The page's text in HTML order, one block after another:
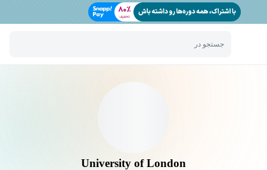
جستجو در
University of London